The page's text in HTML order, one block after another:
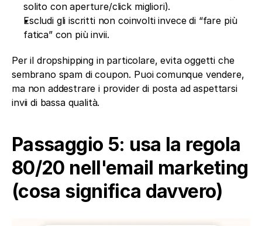
solito con aperture/click migliori).
Escludi gli iscritti non coinvolti invece di “fare più
fatica” con più invii.
Per il dropshipping in particolare, evita oggetti che
sembrano spam di coupon. Puoi comunque vendere,
ma non addestrare i provider di posta ad aspettarsi
invii di bassa qualità.
Passaggio 5: usa la regola
80/20 nell'email marketing
(cosa significa davvero)